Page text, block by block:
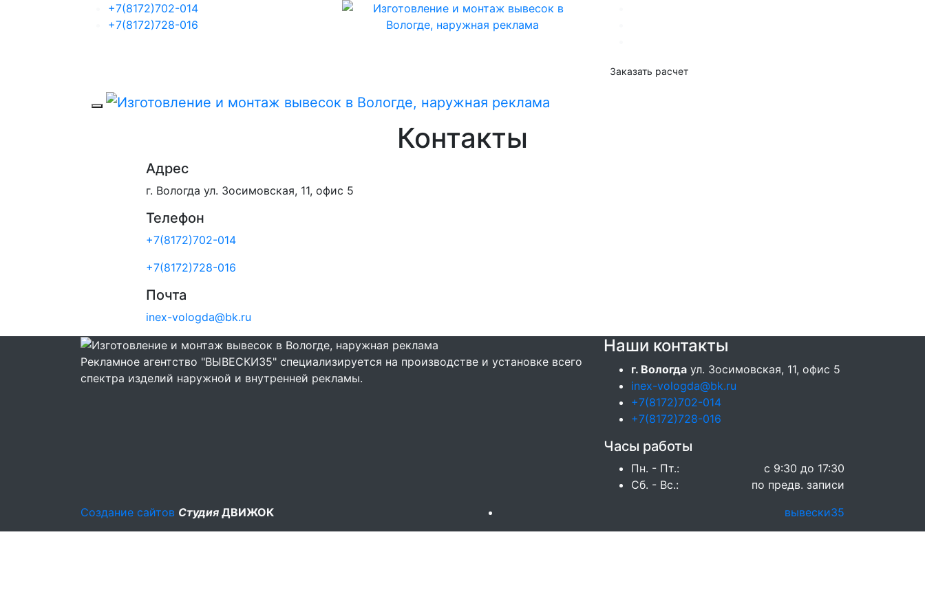
+7(8172)702-014
+7(8172)728-016
Заказать расчет
Контакты
Адрес
г. Вологда ул. Зосимовская, 11, офис 5
Телефон
+7(8172)702-014
+7(8172)728-016
Почта
inex-vologda@bk.ru
Рекламное агентство "ВЫВЕСКИ35" специализируется на производстве и установке всего
спектра изделий наружной и внутренней рекламы.
Наши контакты
г. Вологда ул. Зосимовская, 11, офис 5
inex-vologda@bk.ru
+7(8172)702-014
+7(8172)728-016
Часы работы
Пн. - Пт.:
с 9:30 до 17:30
Сб. - Вс.:
по предв. записи
Создание сайтов Студия ДВИЖОК вывески35